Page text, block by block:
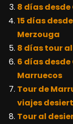
8 días
15 días
Merzouga
8 días tour
6 días
Marruecos
Tour de
viajes
Tour al